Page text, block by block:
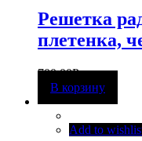
Решетка
плетенка,
700,00Р
В корзину
Add to